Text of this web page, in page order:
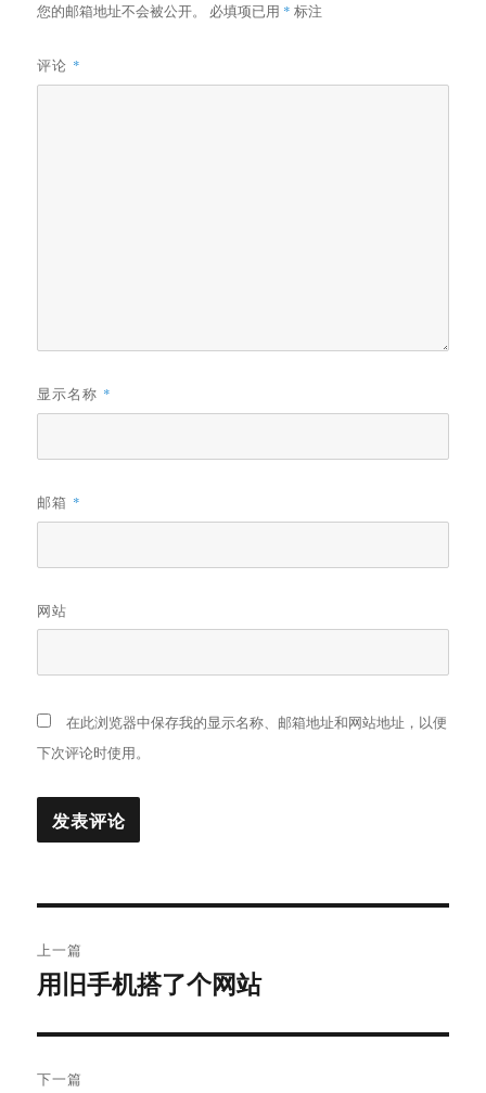
您的邮箱地址不会被公开。 必填项已用 * 标注
评论 *
显示名称 *
邮箱 *
网站
在此浏览器中保存我的显示名称、邮箱地址和网站地址，以便
下次评论时使用。
章
航
上一篇
上
文
章：
用旧手机搭了个网站
下一篇